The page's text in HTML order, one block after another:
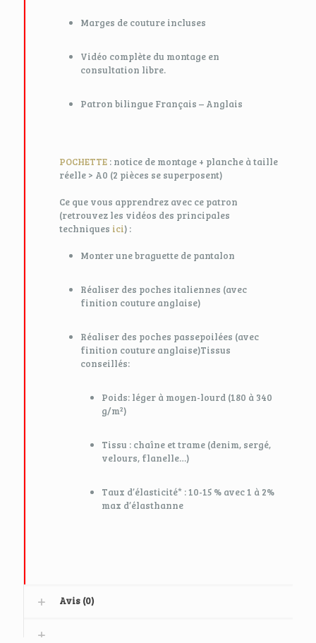
Marges de couture incluses
Vidéo complète du montage en
consultation libre.
Patron bilingue Français – Anglais
POCHETTE : notice de montage + planche à taille
réelle > A0 (2 pièces se superposent)
Ce que vous apprendrez avec ce patron
(retrouvez les vidéos des principales
techniques ici) :
Monter une braguette de pantalon
Réaliser des poches italiennes (avec
finition couture anglaise)
Réaliser des poches passepoilées (avec
finition couture anglaise)Tissus
conseillés:
Poids: léger à moyen-lourd (180 à 340
g/m²)
Tissu : chaîne et trame (denim, sergé,
velours, flanelle…)
Taux d’élasticité* : 10-15 % avec 1 à 2%
max d’élasthanne
Avis (0)